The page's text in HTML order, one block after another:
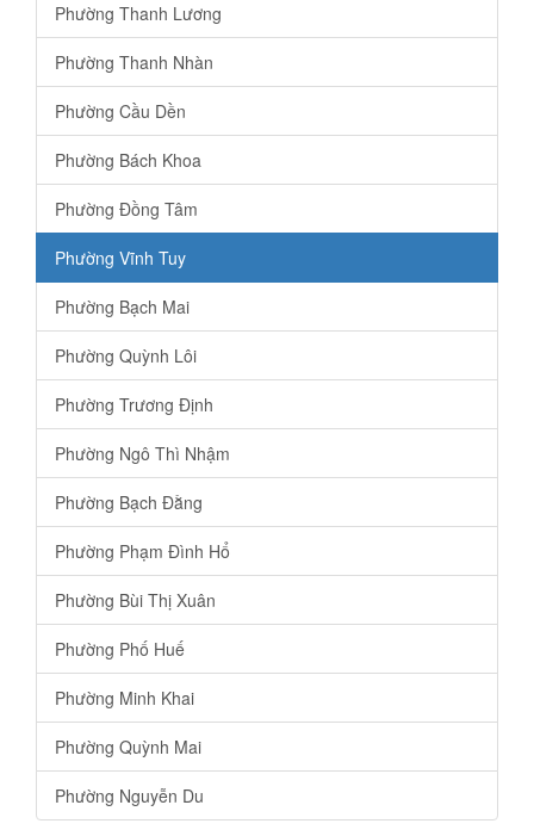
Phường Thanh Lương
Phường Thanh Nhàn
Phường Cầu Dền
Phường Bách Khoa
Phường Đồng Tâm
Phường Vĩnh Tuy
Phường Bạch Mai
Phường Quỳnh Lôi
Phường Trương Định
Phường Ngô Thì Nhậm
Phường Bạch Đằng
Phường Phạm Đình Hổ
Phường Bùi Thị Xuân
Phường Phố Huế
Phường Minh Khai
Phường Quỳnh Mai
Phường Nguyễn Du